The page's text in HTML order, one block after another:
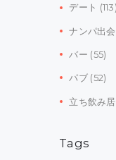
デート (113)
ナンパ出
バー (55)
パブ(52)
立ち飲み
Tags